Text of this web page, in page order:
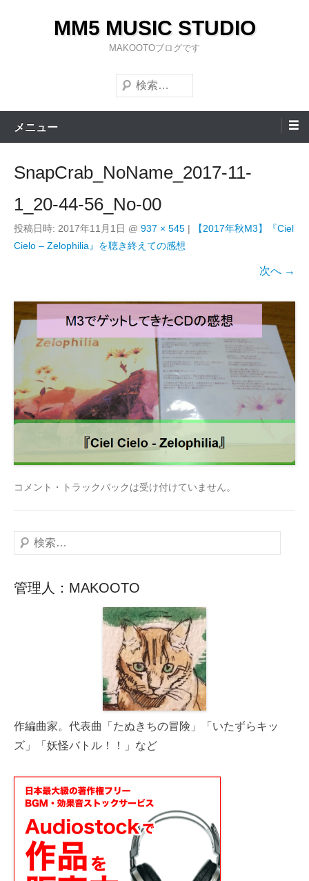
キ
MM5 MUSIC STUDIO
MAKOOTOブログです
検
索
メニュー
SnapCrab_NoName_2017-11-
1_20-44-56_No-00
投稿日時: 2017年11月1日 @ 937 × 545 |
【2017年秋M3】『Ciel
Cielo – Zelophilia』を聴き終えての感想
次へ →
コメント・トラックバックは受け付けていません。
検
管理人：MAKOOTO
作編曲家。代表曲「たぬきちの冒険」「いたずらキッ
ズ」「妖怪バトル！！」など